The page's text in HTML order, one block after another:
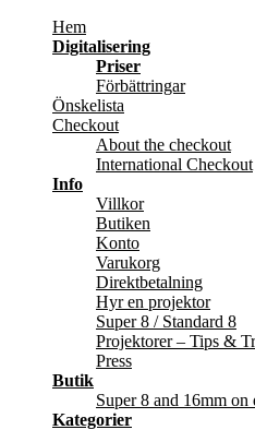
Hem
Digitalisering
Priser
Förbättringar
Önskelista
Checkout
About the checkout
International Checkout
Info
Villkor
Butiken
Konto
Varukorg
Direktbetalning
Hyr en projektor
Super 8 / Standard 8
Projektorer – Tips &
Press
Butik
Super 8 and 16mm on
Kategorier